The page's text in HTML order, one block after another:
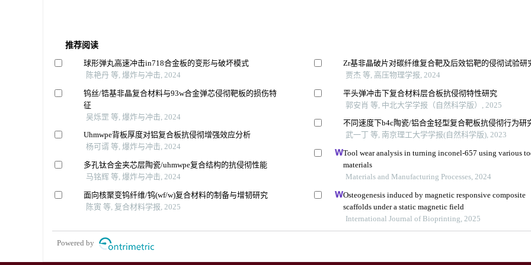
推荐阅读
球形弹丸高速冲击in718合金板的变形与破坏模式
陈艳丹 等, 爆炸与冲击, 2024
钨丝/锆基非晶复合材料与93w合金弹芯侵彻靶板的损伤特
征
吴烁罡 等, 爆炸与冲击, 2024
Uhmwpe背板厚度对铝复合板抗侵彻增强效应分析
杨可谞 等, 爆炸与冲击, 2024
多孔钛合金夹芯层陶瓷/uhmwpe复合结构的抗侵彻性能
马铭辉 等, 爆炸与冲击, 2024
面向核聚变钨纤维/钨(wf/w)复合材料的制备与增韧研究
陈寅 等, 复合材料学报, 2025
Zr基非晶破片对碳纤维复合靶及后效铝靶的侵彻试验研
贾杰 等, 高压物理学报, 2024
平头弹冲击下复合材料层合板抗侵彻特性研究
郭安肖 等, 中北大学学报（自然科学版）, 2025
不同速度下b4c陶瓷/铝合金轻型复合靶板抗侵彻行为研
武一丁 等, 南京理工大学学报(自然科学版), 2023
Tool wear analysis in turning inconel-657 using various
materials
Materials and Manufacturing Processes, 2024
Osteogenesis induced by magnetic responsive composite
scaffolds under a static magnetic field
International Journal of Bioprinting, 2025
Powered by